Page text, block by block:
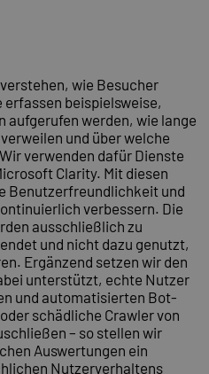
wie Besucher
beispielsweise,
aufgerufen werden, wie lange
und über welche
verwenden dafür Dienste
Clarity. Mit diesen
Benutzerfreundlichkeit und
verbessern. Die
ausschließlich zu
und nicht dazu genutzt,
Ergänzend setzen wir den
unterstützt, echte Nutzer
und automatisierten Bot-
schädliche Crawler von
– so stellen wir
Auswertungen ein
Nutzerverhaltens